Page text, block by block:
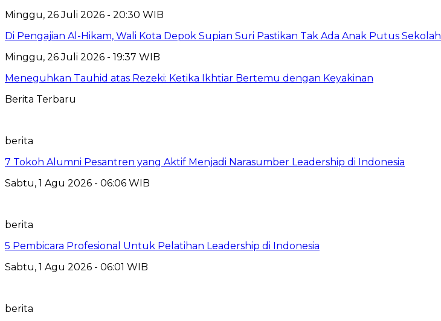
Minggu, 26 Juli 2026 - 20:30 WIB
Di Pengajian Al-Hikam, Wali Kota Depok Supian Suri Pastikan Tak Ada Anak Putus Sekolah
Minggu, 26 Juli 2026 - 19:37 WIB
Meneguhkan Tauhid atas Rezeki: Ketika Ikhtiar Bertemu dengan Keyakinan
Berita Terbaru
berita
7 Tokoh Alumni Pesantren yang Aktif Menjadi Narasumber Leadership di Indonesia
Sabtu, 1 Agu 2026 - 06:06 WIB
berita
5 Pembicara Profesional Untuk Pelatihan Leadership di Indonesia
Sabtu, 1 Agu 2026 - 06:01 WIB
berita